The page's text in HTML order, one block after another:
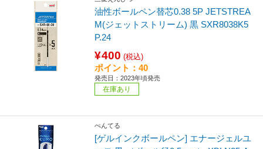
油性ボールペン替芯0.38 5P JETSTREA
M(ジェットストリーム) 黒 SXR8038K5
P.24
¥400 (税込)
ポイント：40
発売日：2023年頃発売
在庫あり
ぺんてる
[ゲルインクボールペン] エナージェルユ